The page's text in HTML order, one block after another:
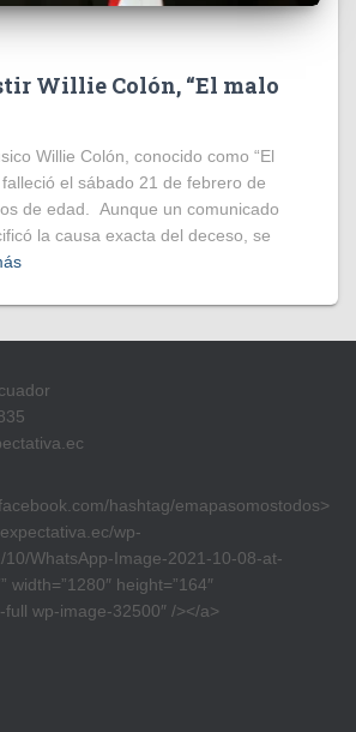
Willie Colón, “El malo
Willie Colón, conocido como “El
el sábado 21 de febrero de
de edad. Aunque un comunicado
la causa exacta del deceso, se
hashtag/emapasomostodos>
wp-
WhatsApp-Image-2021-10-08-at-
width=”1280″ height=”164″
full wp-image-32500″ /></a>